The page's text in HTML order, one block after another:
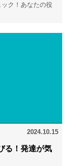
ク！あなたの役
2024.10.15
る！発達が気